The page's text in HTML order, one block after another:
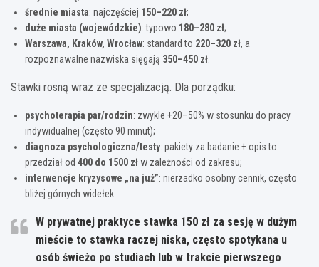
średnie miasta: najczęściej 150–220 zł;
duże miasta (wojewódzkie): typowo 180–280 zł;
Warszawa, Kraków, Wrocław: standard to 220–320 zł, a
rozpoznawalne nazwiska sięgają 350–450 zł
Stawki rosną wraz ze specjalizacją. Dla porządku:
psychoterapia par/rodzin: zwykle +20–50% w stosunku do pracy
indywidualnej (często 90 minut);
diagnoza psychologiczna/testy: pakiety za badanie + opis to
przedział od 400 do 1500 zł w zależności od zakresu;
interwencje kryzysowe „na już”: nierzadko osobny cennik, często
bliżej górnych widełek.
W prywatnej praktyce stawka 150 zł za sesję w dużym
mieście to stawka raczej niska, często spotykana u
osób świeżo po studiach lub w trakcie pierwszego